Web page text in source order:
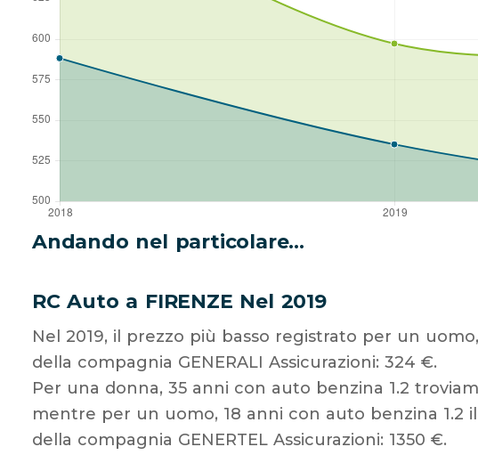
Andando nel particolare...
RC Auto a FIRENZE Nel 2019
Nel 2019, il prezzo più basso registrato per un
della compagnia GENERALI Assicurazioni: 324 €.
Per una donna, 35 anni con auto benzina 1.2
mentre per un uomo, 18 anni con auto benzina 1.2
della compagnia GENERTEL Assicurazioni: 1350 €.